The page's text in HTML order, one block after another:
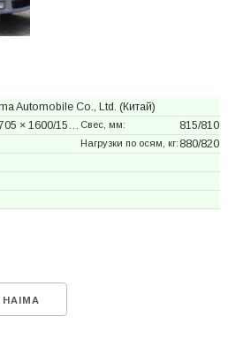
Automobile Co., Ltd. (Китай)
× 1600/15… Свес, мм: 815/810
Нагрузки по осям, кг:880/820